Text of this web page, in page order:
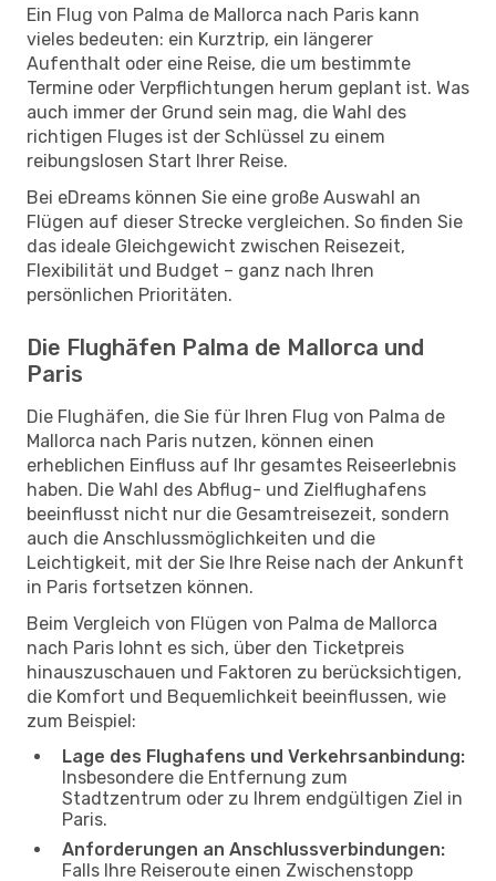
Ein Flug von Palma de Mallorca nach Paris kann
vieles bedeuten: ein Kurztrip, ein längerer
Aufenthalt oder eine Reise, die um bestimmte
Termine oder Verpflichtungen herum geplant ist. Was
auch immer der Grund sein mag, die Wahl des
richtigen Fluges ist der Schlüssel zu einem
reibungslosen Start Ihrer Reise.
Bei eDreams können Sie eine große Auswahl an
Flügen auf dieser Strecke vergleichen. So finden Sie
das ideale Gleichgewicht zwischen Reisezeit,
Flexibilität und Budget – ganz nach Ihren
persönlichen Prioritäten.
Die Flughäfen Palma de Mallorca und
Paris
Die Flughäfen, die Sie für Ihren Flug von Palma de
Mallorca nach Paris nutzen, können einen
erheblichen Einfluss auf Ihr gesamtes Reiseerlebnis
haben. Die Wahl des Abflug- und Zielflughafens
beeinflusst nicht nur die Gesamtreisezeit, sondern
auch die Anschlussmöglichkeiten und die
Leichtigkeit, mit der Sie Ihre Reise nach der Ankunft
in Paris fortsetzen können.
Beim Vergleich von Flügen von Palma de Mallorca
nach Paris lohnt es sich, über den Ticketpreis
hinauszuschauen und Faktoren zu berücksichtigen,
die Komfort und Bequemlichkeit beeinflussen, wie
zum Beispiel:
Lage des Flughafens und Verkehrsanbindung:
Insbesondere die Entfernung zum
Stadtzentrum oder zu Ihrem endgültigen Ziel in
Paris.
Anforderungen an Anschlussverbindungen:
Falls Ihre Reiseroute einen Zwischenstopp